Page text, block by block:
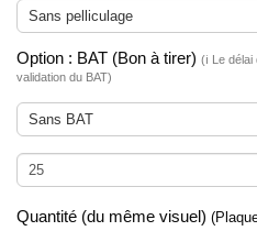
Sans pelliculage
Option : BAT (Bon à tirer) (ℹ️ Le
validation du BAT)
Sans BAT
Quantité (du même visuel)